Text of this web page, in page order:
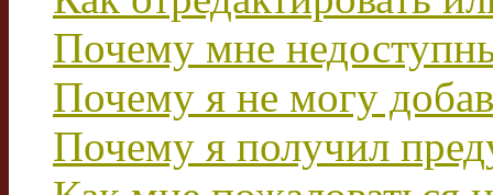
Почему мне
Почему я не могу
Почему я получил